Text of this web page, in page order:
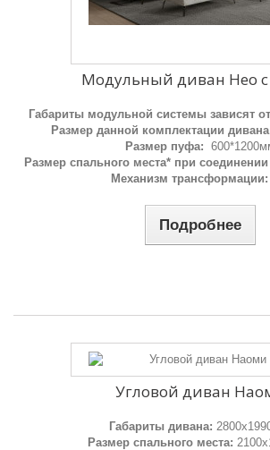
Модульный диван Нео
Габариты модульной системы зависят
Размер данной комплектации
Размер пуфа:
Размер спального места* при
Механизм трансформации:
Подробнее
Угловой диван
Габариты дивана:
Размер спального места: